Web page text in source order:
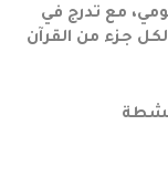
اليومي، مع تدرج في
جزء من القرآن